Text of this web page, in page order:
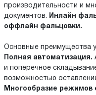
производительности и
документов.
Инлайн
оффлайн фальцовки.
Основные преимущества
Полная автоматизация.
и поперечное
возможностью
Многообразие режимов